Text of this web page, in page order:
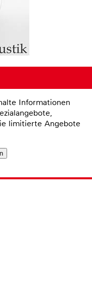
Informationen
limitierte Angebote